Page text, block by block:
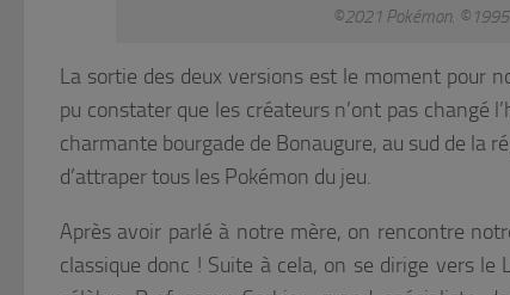
©2021 Pokémon.
La sortie des deux versions est le moment pour
pu constater que les créateurs n’ont pas changé
charmante bourgade de Bonaugure, au sud de la
d’attraper tous les Pokémon du jeu.
Après avoir parlé à notre mère, on rencontre
classique donc ! Suite à cela, on se dirige vers